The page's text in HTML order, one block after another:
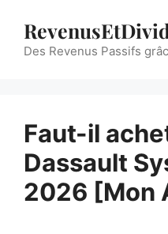
contenuDes Revenus Passifs
Faut-il
Dassault
2026 [Mon